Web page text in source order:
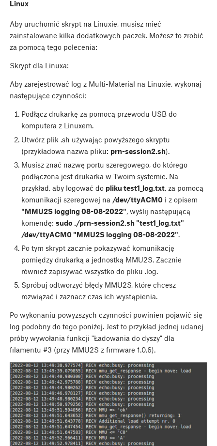
Linux
Aby uruchomić skrypt na Linuxie, musisz mieć
zainstalowane kilka dodatkowych paczek. Możesz to zrobić
za pomocą tego polecenia:
Skrypt dla Linuxa:
Aby zarejestrować log z Multi-Material na Linuxie, wykonaj
następujące czynności:
Podłącz drukarkę za pomocą przewodu USB do
komputera z Linuxem.
Utwórz plik .sh używając powyższego skryptu
(przykładowa nazwa pliku: prn-session2.sh).
Musisz znać nazwę portu szeregowego, do którego
podłączona jest drukarka w Twoim systemie. Na
przykład, aby logować do pliku test1_log.txt, za pomocą
komunikacji szeregowej na /dev/ttyACM0i z opisem
"MMU2S logging 08-08-2022", wyślij następującą
komendę: sudo ./prn-session2.sh "test1_log.txt"
/dev/ttyACM0 "MMU2S logging 08-08-2022".
Po tym skrypt zacznie pokazywać komunikację
pomiędzy drukarką a jednostką MMU2S. Zacznie
również zapisywać wszystko do pliku .log.
Spróbuj odtworzyć błędy MMU2S, które chcesz
rozwiązać i zaznacz czas ich wystąpienia.
Po wykonaniu powyższych czynności powinien pojawić się
log podobny do tego poniżej. Jest to przykład jednej udanej
próby wywołania funkcji "Ładowania do dyszy" dla
filamentu #3 (przy MMU2S z firmware 1.0.6).